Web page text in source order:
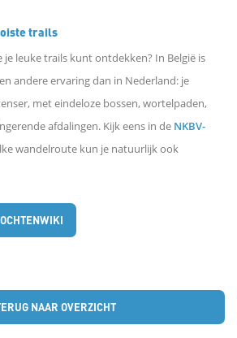
trails
je leuke trails kunt ontdekken? In België is
andere ervaring dan in Nederland: je
met eindeloze bossen, wortelpaden,
afdalingen. Kijk eens in de NKBV-
wandelroute kun je natuurlijk ook
NAAR OVERZICHT